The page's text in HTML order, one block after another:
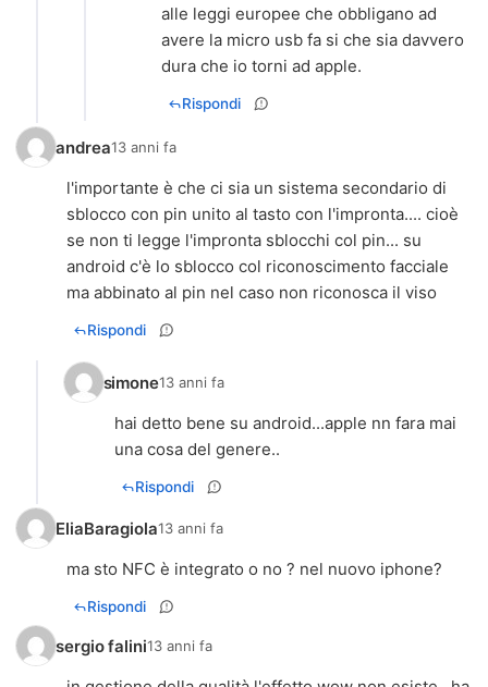
alle leggi europee che obbligano ad
avere la micro usb fa si che sia davvero
dura che io torni ad apple.
Rispondi
andrea13 anni fa
l'importante è che ci sia un sistema secondario di
sblocco con pin unito al tasto con l'impronta.... cioè
se non ti legge l'impronta sblocchi col pin... su
android c'è lo sblocco col riconoscimento facciale
ma abbinato al pin nel caso non riconosca il viso
Rispondi
simone13 anni fa
hai detto bene su android...apple nn fara mai
una cosa del genere..
Rispondi
EliaBaragiola13 anni fa
ma sto NFC è integrato o no ? nel nuovo iphone?
Rispondi
sergio falini13 anni fa